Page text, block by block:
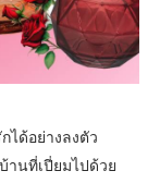
ได้อย่างลงตัว
านที่เปี่ยมไปด้วย